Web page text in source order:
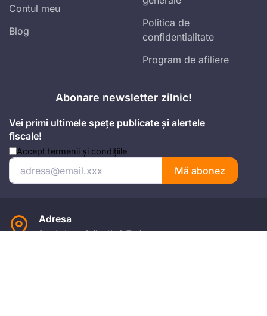
Contul meu
Blog
Politica de
confidentialitate
Program de afiliere
Abonare newsletter zilnic!
Vei primi ultimele spețe publicate și alertele
fiscale!
Accept termenii și condițiile
Mă abonez
Adresa
Strada Anton Seiler, Nr. 3, Timișoara